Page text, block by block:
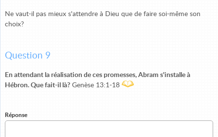
Ne vaut-il pas mieux s'attendre à Dieu que de faire soi-même son
choix?
Question 9
En attendant la réalisation de ces promesses, Abram s'installe à
Hébron. Que fait-il là? Genèse 13:1-18
Réponse